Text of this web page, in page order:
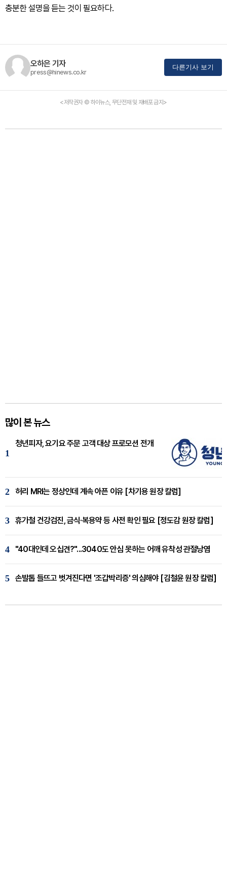
충분한 설명을 듣는 것이 필요하다.
오하은 기자
press@hinews.co.kr
다른기사 보기
<저작권자 © 하이뉴스, 무단전재 및 재배포 금지>
많이 본 뉴스
1
청년피자, 요기요 주문 고객 대상 프로모션 전개
2 허리 MRI는 정상인데 계속 아픈 이유 [차기용 원장 칼럼]
3 휴가철 건강검진, 금식·복용약 등 사전 확인 필요 [정도감 원장 칼럼]
4 "40대인데 오십견?"...3040도 안심 못하는 어깨 유착성 관절낭염
5 손발톱 들뜨고 벗겨진다면 '조갑박리증' 의심해야 [김철윤 원장 칼럼]